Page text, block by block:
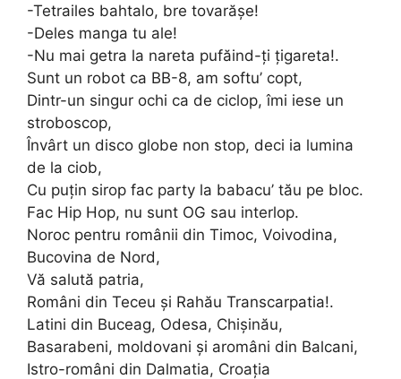
-Tetrailes bahtalo, bre tovarășe!
-Deles manga tu ale!
-Nu mai getra la nareta pufăind-ți țigareta!.
Sunt un robot ca BB-8, am softu’ copt,
Dintr-un singur ochi ca de ciclop, îmi iese un
stroboscop,
Învârt un disco globe non stop, deci ia lumina
de la ciob,
Cu puțin sirop fac party la babacu’ tău pe bloc.
Fac Hip Hop, nu sunt OG sau interlop.
Noroc pentru românii din Timoc, Voivodina,
Bucovina de Nord,
Vă salută patria,
Români din Teceu și Rahău Transcarpatia!.
Latini din Buceag, Odesa, Chișinău,
Basarabeni, moldovani și aromâni din Balcani,
Istro-români din Dalmatia, Croația